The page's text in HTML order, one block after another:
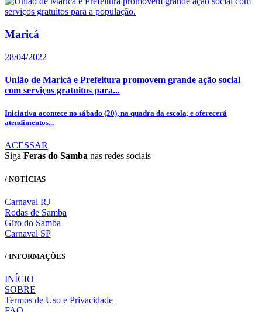
Maricá
28/04/2022
União de Maricá e Prefeitura promovem grande ação social
com serviços gratuitos para...
Iniciativa acontece no sábado (20), na quadra da escola, e oferecerá
atendimentos...
ACESSAR
Siga Feras do Samba nas redes sociais
/ NOTÍCIAS
Carnaval RJ
Rodas de Samba
Giro do Samba
Carnaval SP
/ INFORMAÇÕES
INÍCIO
SOBRE
Termos de Uso e Privacidade